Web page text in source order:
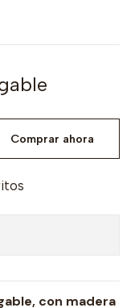
Comprar ahora
con madera